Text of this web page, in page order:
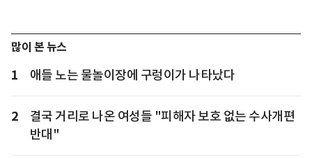
많이 본 뉴스
1 애들 노는 물놀이장에 구렁이가 나타났다
2
결국 거리로 나온 여성들 "피해자 보호 없는 수사개편
반대"